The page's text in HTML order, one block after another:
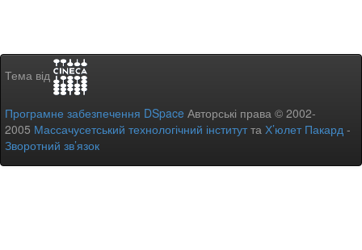
Тема від
Програмне забезпечення DSpace Авторські права © 2002-
2005 Массачусетський технологічний інститутта Х’юлет Пакард -
Зворотний зв’язок